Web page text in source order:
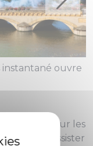
instantané ouvre
sur les
pour assister